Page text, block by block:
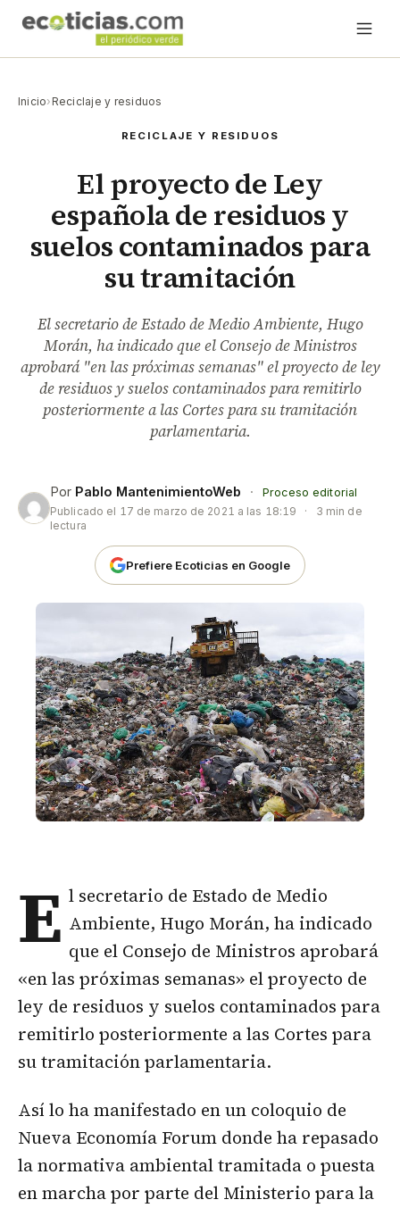
Inicio› Reciclaje y residuos
RECICLAJE Y RESIDUOS
El proyecto de Ley
española de residuos y
suelos contaminados para
su tramitación
El secretario de Estado de Medio Ambiente, Hugo
Morán, ha indicado que el Consejo de Ministros
aprobará "en las próximas semanas" el proyecto de ley
de residuos y suelos contaminados para remitirlo
posteriormente a las Cortes para su tramitación
parlamentaria.
Por Pablo MantenimientoWeb ·
Proceso editorial
Publicado el 17 de marzo de 2021 a las 18:19 ·
3 min de
lectura
Prefiere Ecoticias en Google
E l secretario de Estado de Medio
Ambiente, Hugo Morán, ha indicado
que el Consejo de Ministros aprobará
«en las próximas semanas» el proyecto de
ley de residuos y suelos contaminados para
remitirlo posteriormente a las Cortes para
su tramitación parlamentaria.
Así lo ha manifestado en un coloquio de
Nueva Economía Forum donde ha repasado
la normativa ambiental tramitada o puesta
en marcha por parte del Ministerio para la